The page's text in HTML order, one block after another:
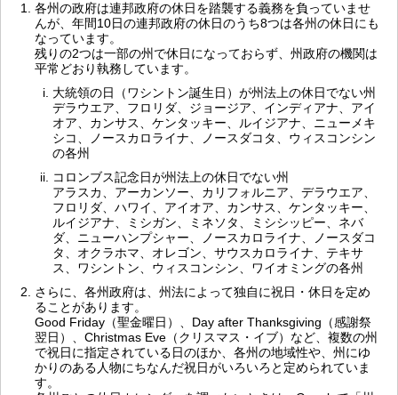
各州の政府は連邦政府の休日を踏襲する義務を負っていませ
んが、年間10日の連邦政府の休日のうち8つは各州の休日にも
なっています。
残りの2つは一部の州で休日になっておらず、州政府の機関は
平常どおり執務しています。
大統領の日（ワシントン誕生日）が州法上の休日でない州
デラウエア、フロリダ、ジョージア、インディアナ、アイ
オア、カンサス、ケンタッキー、ルイジアナ、ニューメキ
シコ、ノースカロライナ、ノースダコタ、ウィスコンシン
の各州
コロンブス記念日が州法上の休日でない州
アラスカ、アーカンソー、カリフォルニア、デラウエア、
フロリダ、ハワイ、アイオア、カンサス、ケンタッキー、
ルイジアナ、ミシガン、ミネソタ、ミシシッピー、ネバ
ダ、ニューハンプシャー、ノースカロライナ、ノースダコ
タ、オクラホマ、オレゴン、サウスカロライナ、テキサ
ス、ワシントン、ウィスコンシン、ワイオミングの各州
さらに、各州政府は、州法によって独自に祝日・休日を定め
ることがあります。
Good Friday（聖金曜日）、Day after Thanksgiving（感謝祭
翌日）、Christmas Eve（クリスマス・イブ）など、複数の州
で祝日に指定されている日のほか、各州の地域性や、州にゆ
かりのある人物にちなんだ祝日がいろいろと定められていま
す。